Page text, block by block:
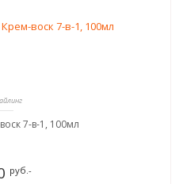
7-в-1, 100мл
руб.-